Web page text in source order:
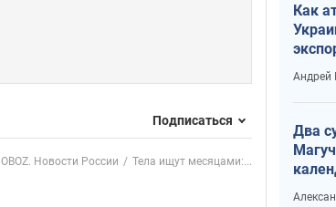
Подписаться
OBOZ. Новости России Тела ищут месяцами:...
Как
Андрей
Два